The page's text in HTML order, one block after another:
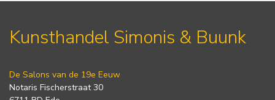
Kunsthandel Simonis & Buunk
De Salons van de 19e Eeuw
Notaris Fischerstraat 30